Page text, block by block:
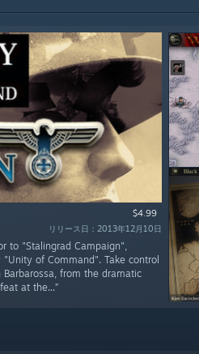
$4.99
リリース日：2013年12月10日
to "Stalingrad Campaign",
of Command". Take control
from the dramatic
at the...”